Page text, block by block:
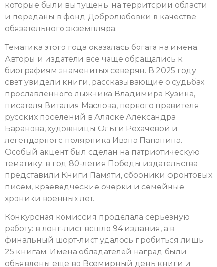
которые были выпущены на территории области
и переданы в фонд Добролюбовки в качестве
обязательного экземпляра.
Тематика этого года оказалась богата на имена.
Авторы и издатели все чаще обращались к
биографиям знаменитых северян. В 2025 году
свет увидели книги, рассказывающие о судьбах
прославленного лыжника Владимира Кузина,
писателя Виталия Маслова, первого правителя
русских поселений в Аляске Александра
Баранова, художницы Ольги Рехачевой и
легендарного полярника Ивана Папанина.
Особый акцент был сделан на патриотическую
тематику: в год 80-летия Победы издательства
представили Книги Памяти, сборники фронтовых
писем, краеведческие очерки и семейные
хроники военных лет.
Конкурсная комиссия проделала серьезную
работу: в лонг-лист вошло 94 издания, а в
финальный шорт-лист удалось пробиться лишь
25 книгам. Имена обладателей наград были
объявлены еще во Всемирный день книги и